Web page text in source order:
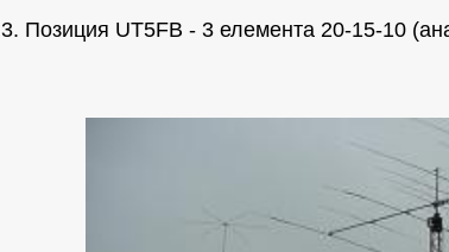
3. Позиция UT5FB - 3 елемента 20-15-10